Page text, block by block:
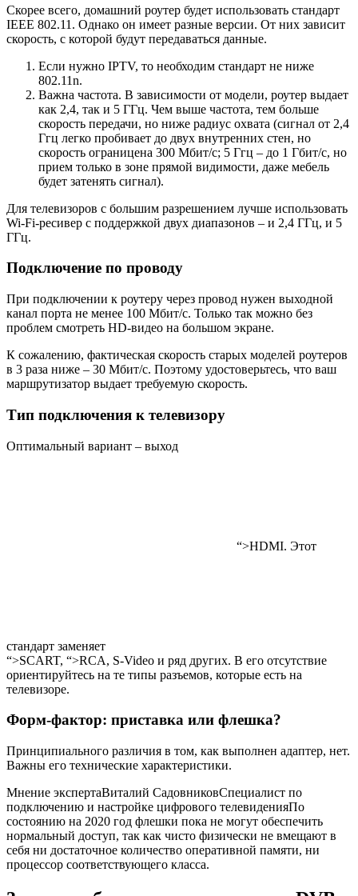
Скорее всего, домашний роутер будет использовать стандарт
IEEE 802.11. Однако он имеет разные версии. От них зависит
скорость, с которой будут передаваться данные.
Если нужно IPTV, то необходим стандарт не ниже
802.11n.
Важна частота. В зависимости от модели, роутер выдает
как 2,4, так и 5 ГГц. Чем выше частота, тем больше
скорость передачи, но ниже радиус охвата (сигнал от 2,4
Ггц легко пробивает до двух внутренних стен, но
скорость ограницена 300 Мбит/с; 5 Ггц – до 1 Гбит/с, но
прием только в зоне прямой видимости, даже мебель
будет затенять сигнал).
Для телевизоров с большим разрешением лучше использовать
Wi-Fi-ресивер с поддержкой двух диапазонов – и 2,4 ГГц, и 5
ГГц.
Подключение по проводу
При подключении к роутеру через провод нужен выходной
канал порта не менее 100 Мбит/с. Только так можно без
проблем смотреть HD-видео на большом экране.
К сожалению, фактическая скорость старых моделей роутеров
в 3 раза ниже – 30 Мбит/с. Поэтому удостоверьтесь, что ваш
маршрутизатор выдает требуемую скорость.
Тип подключения к телевизору
Оптимальный вариант – выход
“>HDMI. Этот
стандарт заменяет
“>SCART, “>RCA, S-Video и ряд других. В его отсутствие
ориентируйтесь на те типы разъемов, которые есть на
телевизоре.
Форм-фактор: приставка или флешка?
Принципиального различия в том, как выполнен адаптер, нет.
Важны его технические характеристики.
Мнение экспертаВиталий СадовниковСпециалист по
подключению и настройке цифрового телевиденияПо
состоянию на 2020 год флешки пока не могут обеспечить
нормальный доступ, так как чисто физически не вмещают в
себя ни достаточное количество оперативной памяти, ни
процессор соответствующего класса.